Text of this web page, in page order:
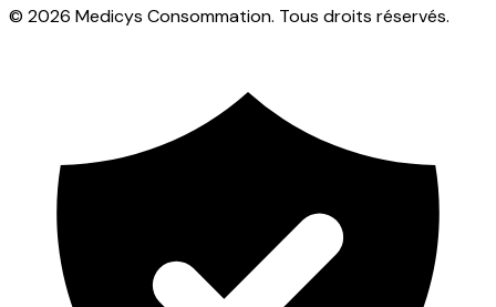
© 2026 Medicys Consommation. Tous droits réservés.